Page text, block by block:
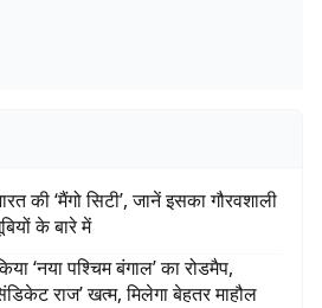
की ‘मैंगो सिटी’, जानें इसका गौरवशाली
के बारे में
‘नया पश्चिम बंगाल’ का रोडमैप,
राज’ खत्म, मिलेगा बेहतर माहौल